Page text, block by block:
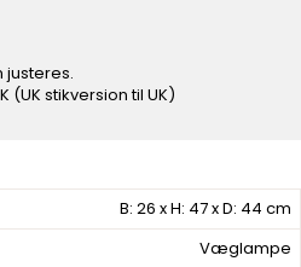
B: 26 x H: 47 x D: 44 cm
Væglampe
(UK stikversion til UK)